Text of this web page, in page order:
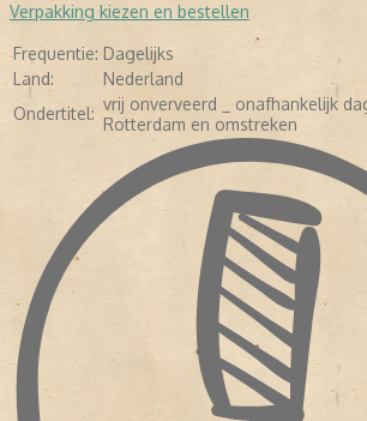
Verpakking kiezen en bestellen
Frequentie: Dagelijks
Land:
Nederland
Ondertitel: vrij onverveerd _ onafhankelijk
Rotterdam en omstreken